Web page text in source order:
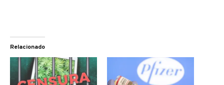
Relacionado